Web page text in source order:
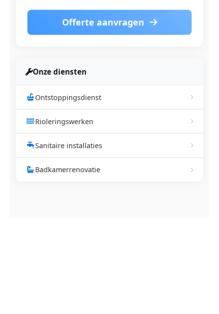
Offerte aanvragen
Onze diensten
Ontstoppingsdienst
Rioleringswerken
Sanitaire installaties
Badkamerrenovatie